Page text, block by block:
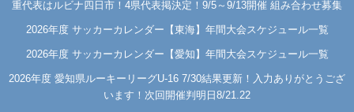
重代表はルビナ四日市！4県代表掲決定！9/5～9/13開催 組み合わせ募集
2026年度 サッカーカレンダー【東海】年間大会スケジュール一覧
2026年度 サッカーカレンダー【愛知】年間大会スケジュール一覧
2026年度 愛知県ルーキーリーグU-16 7/30結果更新！入力ありがとうござ
います！次回開催判明日8/21.22